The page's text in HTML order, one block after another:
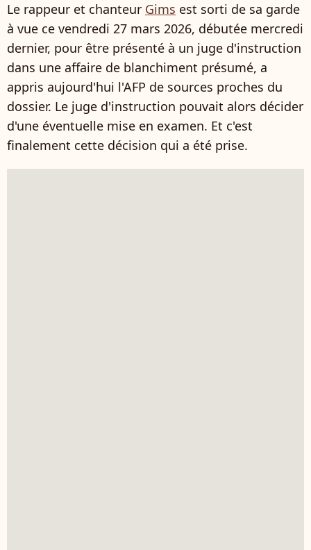
Le rappeur et chanteur Gims est sorti de sa garde
à vue ce vendredi 27 mars 2026, débutée mercredi
dernier, pour être présenté à un juge d'instruction
dans une affaire de blanchiment présumé, a
appris aujourd'hui l'AFP de sources proches du
dossier. Le juge d'instruction pouvait alors décider
d'une éventuelle mise en examen. Et c'est
finalement cette décision qui a été prise.